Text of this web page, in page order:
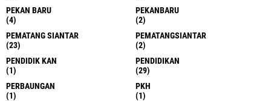
PEKAN BARU
(4)
PEKANBARU
(2)
PEMATANG SIANTAR
(23)
PEMATANGSIANTAR
(2)
PENDIDIK KAN
(1)
PENDIDIKAN
(29)
PERBAUNGAN
(1)
PKH
(1)